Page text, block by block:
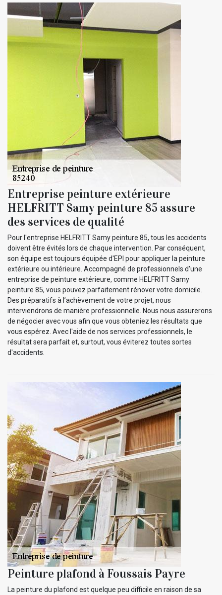
Entreprise peinture extérieure
HELFRITT Samy peinture 85 assure
des services de qualité
Pour l'entreprise HELFRITT Samy peinture 85, tous les accidents
doivent être évités lors de chaque intervention. Par conséquent,
son équipe est toujours équipée d'EPI pour appliquer la peinture
extérieure ou intérieure. Accompagné de professionnels d'une
entreprise de peinture extérieure, comme HELFRITT Samy
peinture 85, vous pouvez parfaitement rénover votre domicile.
Des préparatifs à l’achèvement de votre projet, nous
interviendrons de manière professionnelle. Nous nous assurerons
de négocier avec vous afin que vous obteniez les résultats que
vous espérez. Avec l'aide de nos services professionnels, le
résultat sera parfait et, surtout, vous éviterez toutes sortes
d'accidents.
Peinture plafond à Foussais Payre
La peinture du plafond est quelque peu difficile en raison de sa